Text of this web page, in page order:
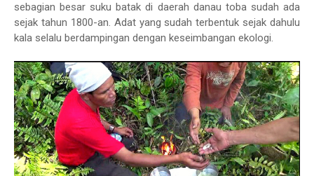
sebagian besar suku batak di daerah danau toba sudah ada
sejak tahun 1800-an. Adat yang sudah terbentuk sejak dahulu
kala selalu berdampingan dengan keseimbangan ekologi.